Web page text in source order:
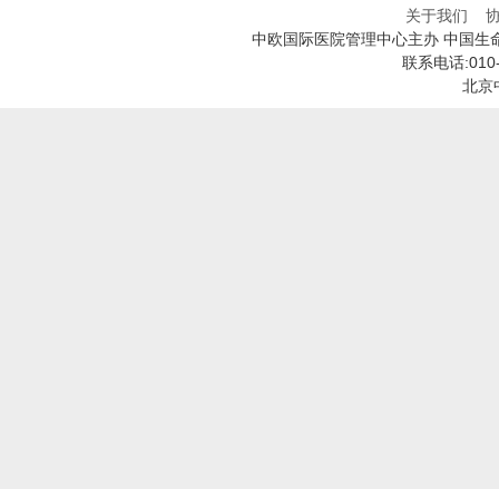
关于我们
中欧国际医院管理中心主办 中国生
联系电话
北京